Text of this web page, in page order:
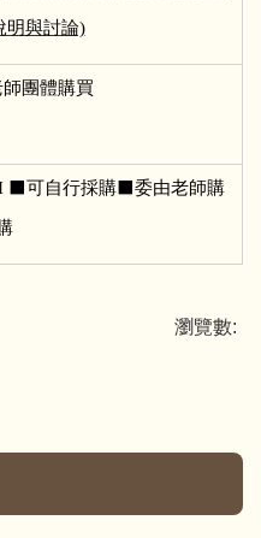
明與討論)
團體購買
⬛可自行採購⬛委由老師購
瀏覽數: